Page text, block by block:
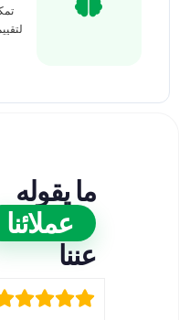
ما يقوله
عملائنا
عننا